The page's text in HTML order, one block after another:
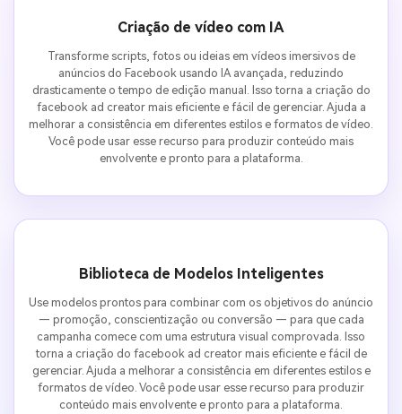
Criação de vídeo com IA
Transforme scripts, fotos ou ideias em vídeos imersivos de
anúncios do Facebook usando IA avançada, reduzindo
drasticamente o tempo de edição manual. Isso torna a criação do
facebook ad creator mais eficiente e fácil de gerenciar. Ajuda a
melhorar a consistência em diferentes estilos e formatos de vídeo.
Você pode usar esse recurso para produzir conteúdo mais
envolvente e pronto para a plataforma.
Biblioteca de Modelos Inteligentes
Use modelos prontos para combinar com os objetivos do anúncio
— promoção, conscientização ou conversão — para que cada
campanha comece com uma estrutura visual comprovada. Isso
torna a criação do facebook ad creator mais eficiente e fácil de
gerenciar. Ajuda a melhorar a consistência em diferentes estilos e
formatos de vídeo. Você pode usar esse recurso para produzir
conteúdo mais envolvente e pronto para a plataforma.